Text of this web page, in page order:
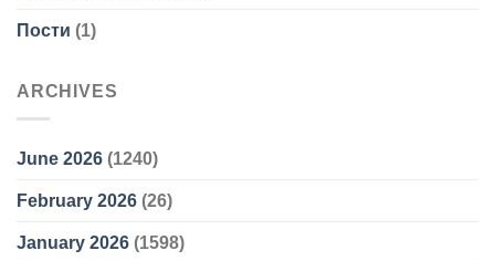
Пости (1)
ARCHIVES
June 2026 (1240)
February 2026 (26)
January 2026 (1598)